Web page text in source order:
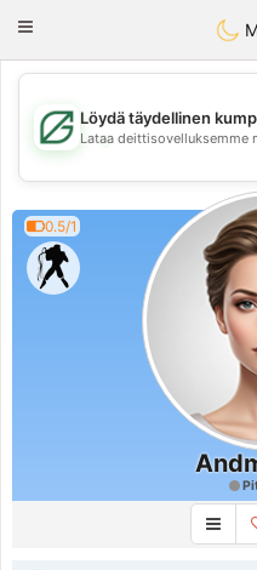
Toggle
💖
💕
Löydä täydellinen
Lataa deittisovelluksemme
0.5/1